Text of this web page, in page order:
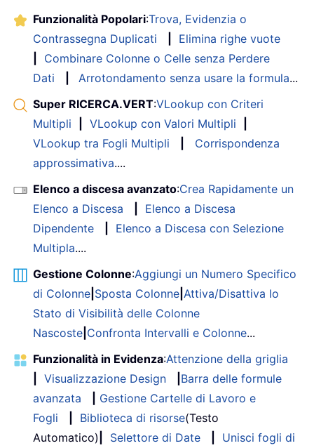
Funzionalità Popolari:Trova, Evidenzia o
Contrassegna Duplicati
Elimina righe vuote
Combinare Colonne o Celle senza Perdere
Dati
Arrotondamento senza usare la formula...
Super RICERCA.VERT:VLookup con Criteri
Multipli
VLookup con Valori Multipli
VLookup tra Fogli Multipli
Corrispondenza
approssimativa....
Elenco a discesa avanzato:Crea Rapidamente un
Elenco a Discesa
Elenco a Discesa
Dipendente
Elenco a Discesa con Selezione
Multipla....
Gestione Colonne:Aggiungi un Numero Specifico
di Colonne Sposta Colonne Attiva/Disattiva lo
Stato di Visibilità delle Colonne
Nascoste Confronta Intervalli e Colonne...
Funzionalità in Evidenza:Attenzione della griglia
Visualizzazione Design
Barra delle formule
avanzata
Gestione Cartelle di Lavoro e
Fogli
Biblioteca di risorse(Testo
Automatico)
Selettore di Date
Unisci fogli di